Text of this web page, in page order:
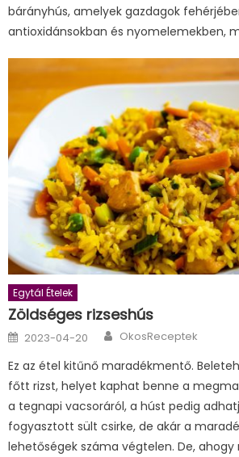
bárányhús, amelyek gazdagok
antioxidánsokban és nyomelemekben,
Egytál Ételek
Zöldséges rizseshús
Posted
on
2023-04-20 Author
OkosReceptek
Ez az étel kitűnő maradékmentő.
főtt rizst, helyet kaphat benne a
a tegnapi vacsoráról, a húst pedig
fogyasztott sült csirke, de akár a
lehetőségek száma végtelen. De,